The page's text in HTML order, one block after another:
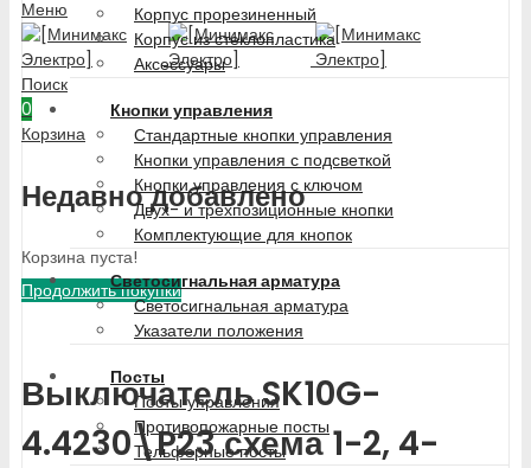
Меню
Поиск
0
Корзина
Недавно добавлено
Корзина пуста!
Продолжить покупки
Корпус прорезиненный
Корпус из стеклопластика
Аксессуары
Кнопки управления
Стандартные кнопки управления
Кнопки управления с подсветкой
Кнопки управления с ключом
Двух- и трехпозиционные кнопки
Комплектующие для кнопок
Светосигнальная арматура
Светосигнальная арматура
Указатели положения
Посты
Посты управления
Противопожарные посты
Тельферные посты
Выключатель SK10G-
4.4230\P23 схема 1-2, 4-